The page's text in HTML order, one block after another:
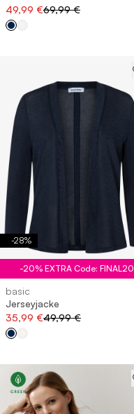
49,99 €69,99 €
-28%
-20% EXTRA Code: FINAL20
basic
Jerseyjacke
35,99 €49,99 €